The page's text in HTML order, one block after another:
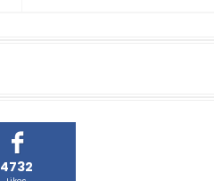
4732